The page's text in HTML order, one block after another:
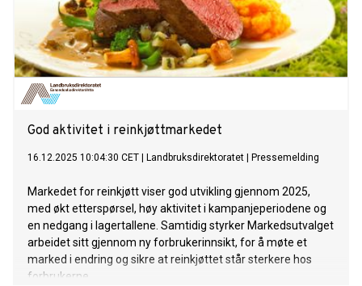
God aktivitet i reinkjøttmarkedet
16.12.2025 10:04:30 CET Landbruksdirektoratet Pressemelding
Markedet for reinkjøtt viser god utvikling gjennom 2025,
med økt etterspørsel, høy aktivitet i kampanjeperiodene og
en nedgang i lagertallene. Samtidig styrker Markedsutvalget
arbeidet sitt gjennom ny forbrukerinnsikt, for å møte et
marked i endring og sikre at reinkjøttet står sterkere hos
forbrukerne.